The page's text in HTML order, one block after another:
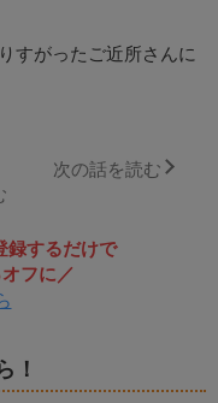
すがったご近所さんに
次の話を読む
録するだけで
フに／
！